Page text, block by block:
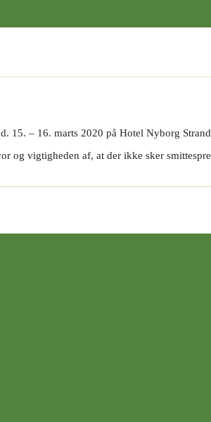
15. – 16. marts 2020 på Hotel Nyborg
og vigtigheden af, at der ikke sker